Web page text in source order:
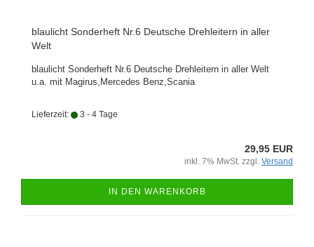
blaulicht Sonderheft Nr.6 Deutsche Drehleitern in aller
Welt
blaulicht Sonderheft Nr.6 Deutsche Drehleitern in aller Welt
u.a. mit Magirus,Mercedes Benz,Scania
Lieferzeit: 3 - 4 Tage
29,95 EUR
inkl. 7% MwSt. zzgl. Versand
IN DEN WARENKORB